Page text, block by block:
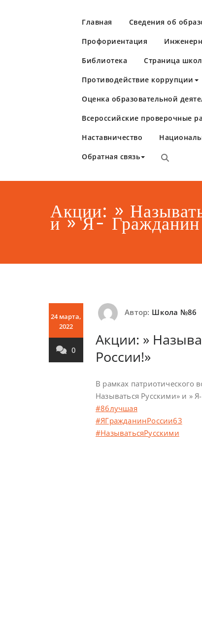
Школа №86
Главная Сведения об
Профориентация
Библиотека Страница
Противодействие коррупции
Оценка образовательной
Всероссийские проверочные
Наставничество
Обратная связь
Акции: »
и » Я- Гражданин
24 марта,
2022
0
Автор: Школа №86
Акции: »
России!»
В рамках патриотического
Называться Русскими» и »
#86лучшая
#ЯГражданинРоссии63
#НазыватьсяРусскими